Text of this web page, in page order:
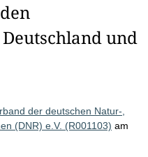
und
der deutschen Natur-,
(DNR) e.V. (R001103) am